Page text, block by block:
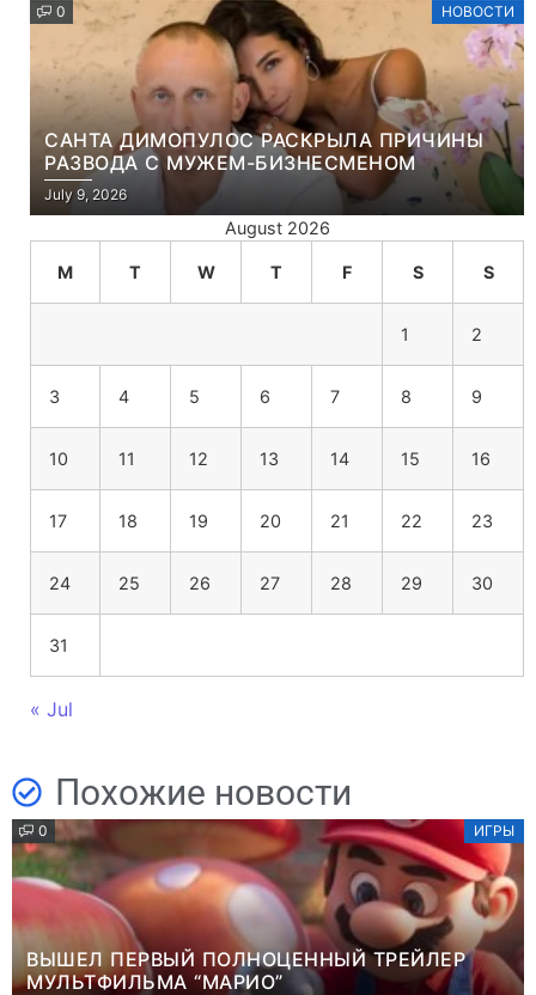
0 НОВОСТИ
САНТА ДИМОПУЛОС РАСКРЫЛА ПРИЧИНЫ
РАЗВОДА С МУЖЕМ-БИЗНЕСМЕНОМ
July 9, 2026
August 2026
M T W T F S S
1 2
3 4 5 6 7 8 9
10 11 12 13 14 15 16
17 18 19 20 21 22 23
24 25 26 27 28 29 30
31
« Jul
Похожие новости
0 ИГРЫ
ВЫШЕЛ ПЕРВЫЙ ПОЛНОЦЕННЫЙ ТРЕЙЛЕР
МУЛЬТФИЛЬМА “МАРИО”